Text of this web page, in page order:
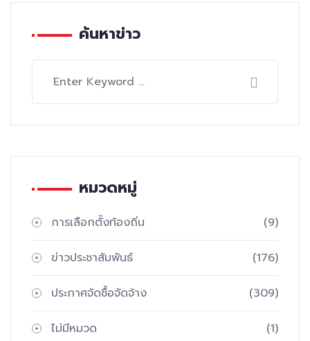
ค้นหาข่าว
หมวดหมู่
การเลือกตั้งท้องถิ่น (9)
ข่าวประชาสัมพันธ์ (176)
ประกาศจัดซื้อจัดจ้าง (309)
ไม่มีหมวด (1)